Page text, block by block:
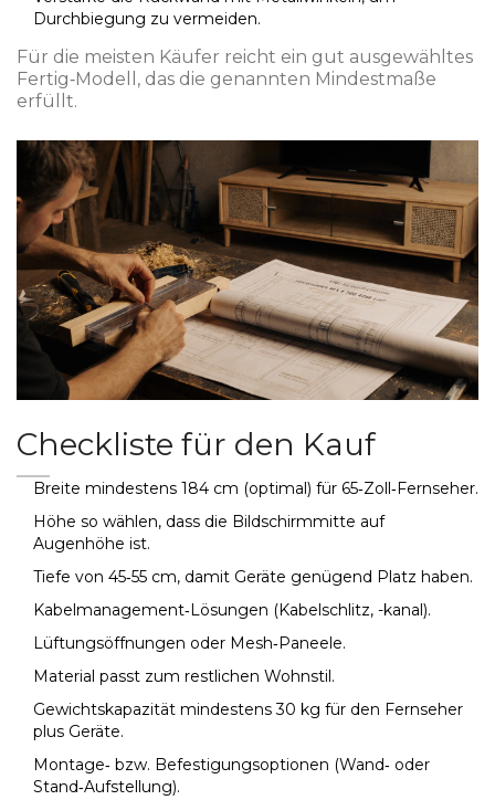
Durchbiegung zu vermeiden.
Für die meisten Käufer reicht ein gut ausgewähltes
Fertig‑Modell, das die genannten Mindestmaße
erfüllt.
Checkliste für den Kauf
Breite mindestens 184 cm (optimal) für 65‑Zoll‑Fernseher.
Höhe so wählen, dass die Bildschirmmitte auf
Augenhöhe ist.
Tiefe von 45‑55 cm, damit Geräte genügend Platz haben.
Kabelmanagement‑Lösungen (Kabelschlitz, -kanal).
Lüftungsöffnungen oder Mesh‑Paneele.
Material passt zum restlichen Wohnstil.
Gewichtskapazität mindestens 30 kg für den Fernseher
plus Geräte.
Montage‑ bzw. Befestigungsoptionen (Wand‑ oder
Stand‑Aufstellung).